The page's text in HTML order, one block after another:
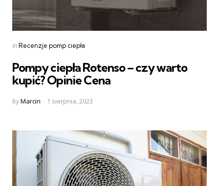
Categories
Posted
inRecenzje pomp ciepła
Pompy ciepła Rotenso – czy warto
kupić? Opinie Cena
Posted
byMarcin 1 sierpnia, 2023